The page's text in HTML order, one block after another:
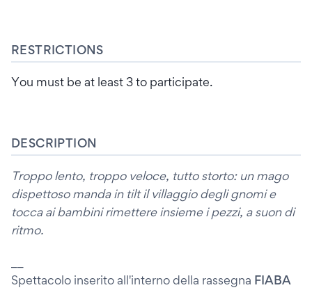
RESTRICTIONS
You must be at least 3 to participate.
DESCRIPTION
Troppo lento, troppo veloce, tutto storto: un mago
dispettoso manda in tilt il villaggio degli gnomi e
tocca ai bambini rimettere insieme i pezzi, a suon di
ritmo.
Spettacolo inserito all'interno della rassegna FIABA